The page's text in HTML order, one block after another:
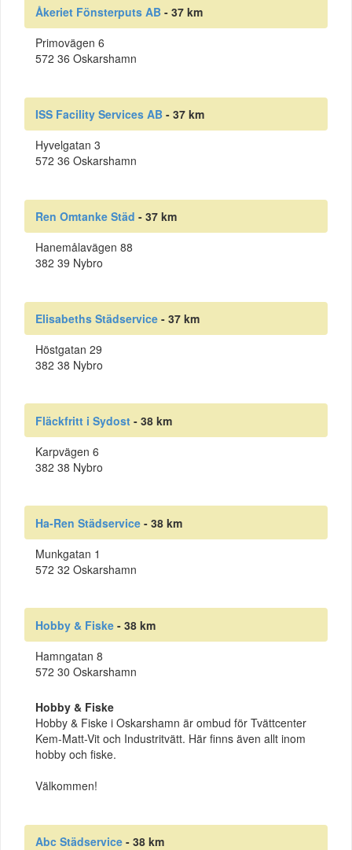
Åkeriet Fönsterputs AB - 37 km
Primovägen 6
572 36 Oskarshamn
ISS Facility Services AB - 37 km
Hyvelgatan 3
572 36 Oskarshamn
Ren Omtanke Städ - 37 km
Hanemålavägen 88
382 39 Nybro
Elisabeths Städservice - 37 km
Höstgatan 29
382 38 Nybro
Fläckfritt i Sydost - 38 km
Karpvägen 6
382 38 Nybro
Ha-Ren Städservice - 38 km
Munkgatan 1
572 32 Oskarshamn
Hobby & Fiske - 38 km
Hamngatan 8
572 30 Oskarshamn
Hobby & Fiske
Hobby & Fiske i Oskarshamn är ombud för Tvättcenter
Kem-Matt-Vit och Industritvätt. Här finns även allt inom
hobby och fiske.
Välkommen!
Abc Städservice - 38 km